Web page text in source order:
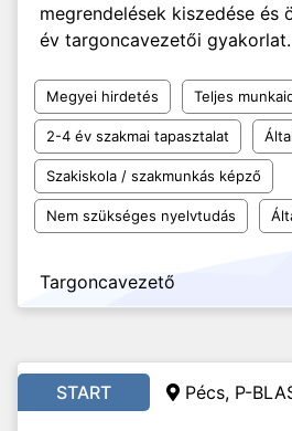
megrendelések kiszedése és
év targoncavezetői
Megyei hirdetés Teljes
2-4 év szakmai tapasztalat
Szakiskola / szakmunkás képző
Nem szükséges nyelvtudás
Targoncavezető
START Pécs, P-